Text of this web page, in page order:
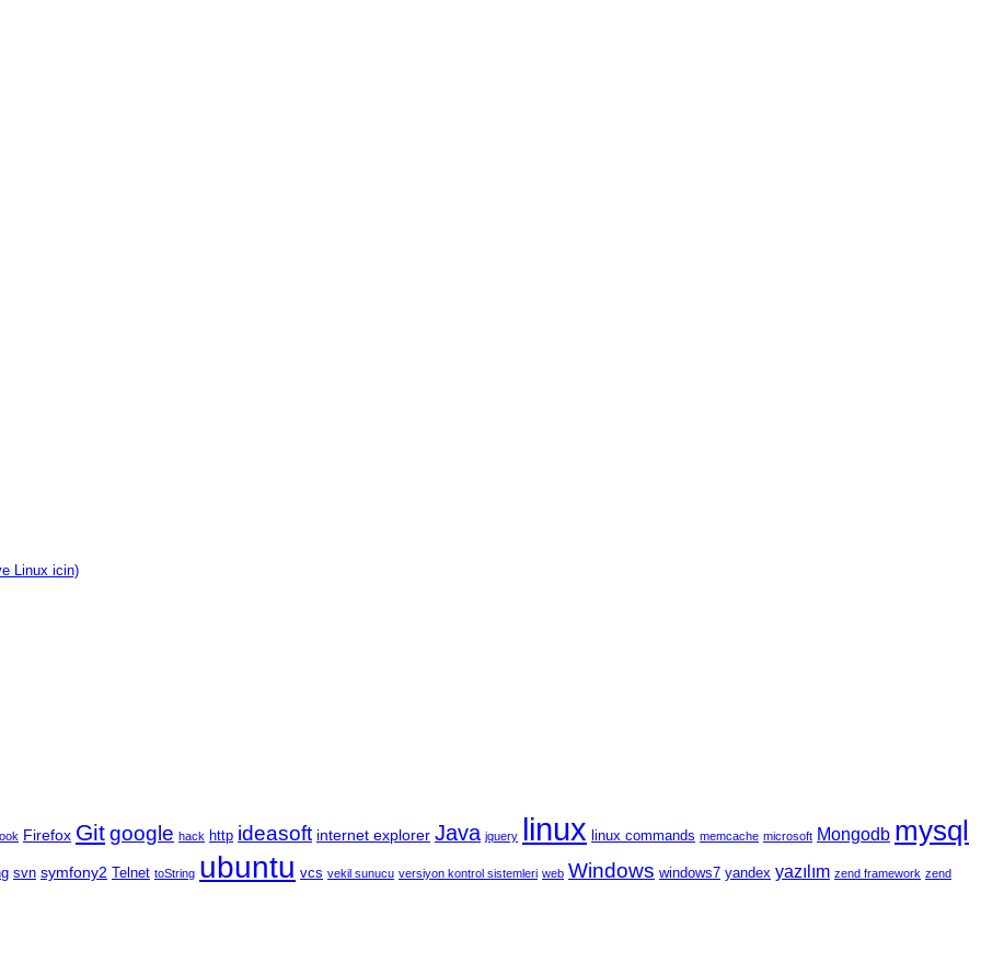
Linux icin)
Firefox Gitgoogle hack http ideasoft internet explorer Java jquery linux linux commands memcache microsoft Mongodb mysql
svn symfony2 Telnet toString ubuntu vcs vekil sunucu versiyon kontrol sistemleri web Windows windows7 yandex yazılım zend framework zend